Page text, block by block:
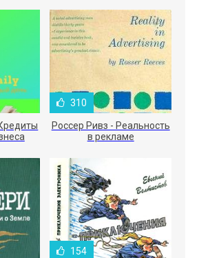
310
Россер Ривз - Реальность
в рекламе
154